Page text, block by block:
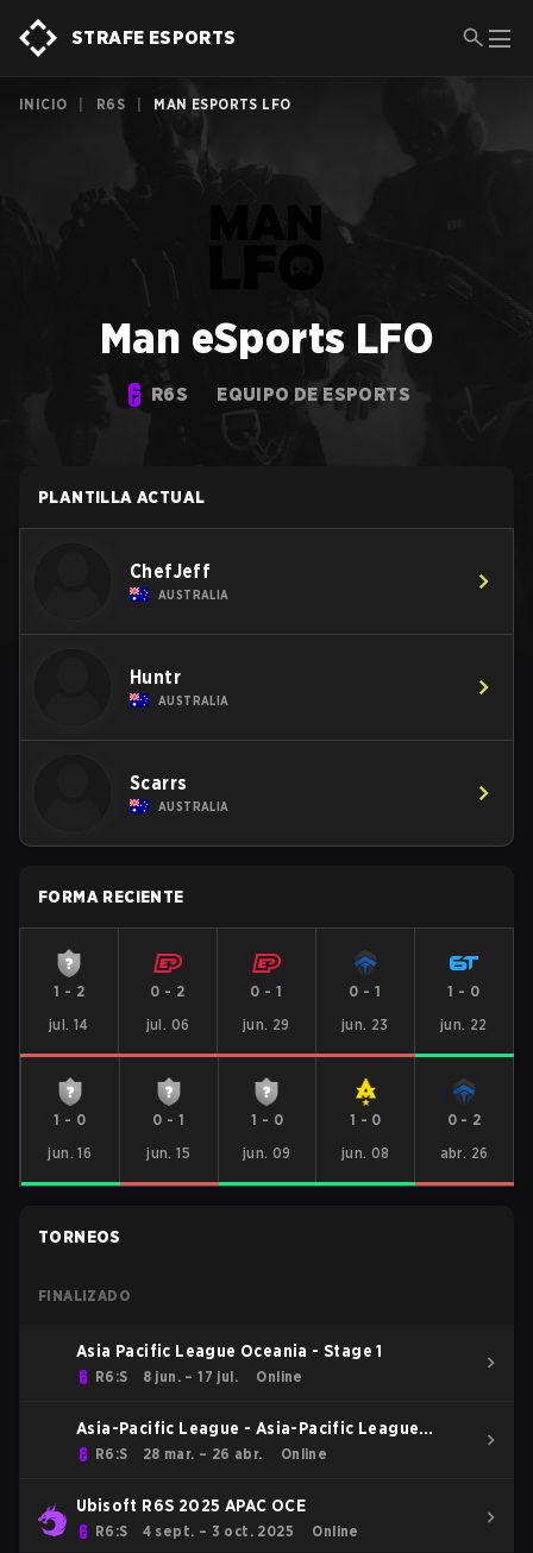
STRAFE ESPORTS
INICIO R6S MAN ESPORTS LFO
Man eSports LFO
R6S EQUIPO DE ESPORTS
PLANTILLA ACTUAL
ChefJeff
AUSTRALIA
Huntr
AUSTRALIA
Scarrs
AUSTRALIA
FORMA RECIENTE
1 - 2
jul. 14
0 - 2
jul. 06
0 -1
jun. 29
0 -1
jun. 23
1 - 0
jun. 22
1 - 0
jun. 16
0 - 1
jun. 15
1 - 0
jun. 09
1 - 0
jun. 08
0- 2
abr. 26
TORNEOS
FINALIZADO
Asia Pacific League Oceania - Stage 1
R6:S 8 jun. – 17 jul. Online
Asia-Pacific League - Asia-Pacific League
Kickoff: Oceania
R6:S 28 mar. – 26 abr. Online
Ubisoft R6S 2025 APAC OCE
R6:S 4 sept. – 3 oct. 2025 Online